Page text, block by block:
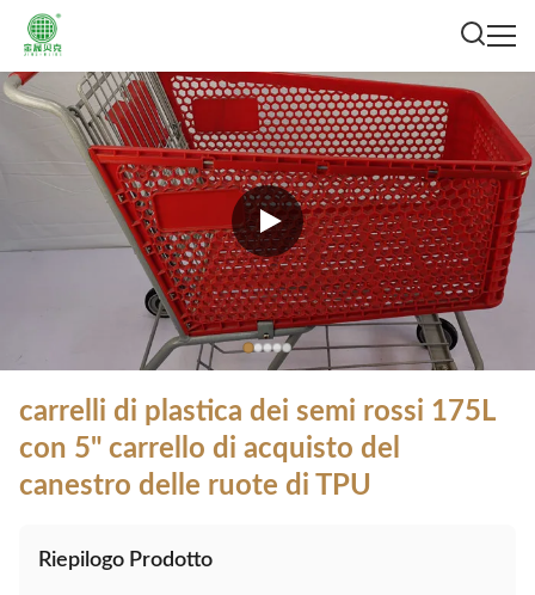
carrelli di plastica dei semi rossi 175L
con 5" carrello di acquisto del
canestro delle ruote di TPU
Riepilogo Prodotto